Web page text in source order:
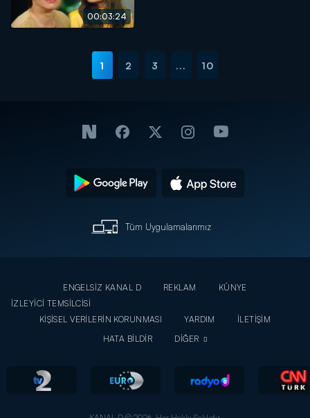
00:03:24
1 2 3 ... 10
Tüm Uygulamalarımız
ENGELSİZ KANAL D REKLAM
KÜNYE
İZLEYİCİ TEMSİLCİSİ
KİŞİSEL VERİLERİN KORUNMASI
YARDIM
İLETİŞİM
HATA BİLDİR
DİĞER